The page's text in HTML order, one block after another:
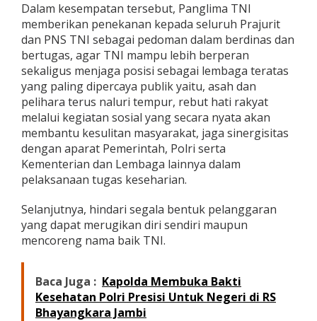
Dalam kesempatan tersebut, Panglima TNI
memberikan penekanan kepada seluruh Prajurit
dan PNS TNI sebagai pedoman dalam berdinas dan
bertugas, agar TNI mampu lebih berperan
sekaligus menjaga posisi sebagai lembaga teratas
yang paling dipercaya publik yaitu, asah dan
pelihara terus naluri tempur, rebut hati rakyat
melalui kegiatan sosial yang secara nyata akan
membantu kesulitan masyarakat, jaga sinergisitas
dengan aparat Pemerintah, Polri serta
Kementerian dan Lembaga lainnya dalam
pelaksanaan tugas keseharian.
Selanjutnya, hindari segala bentuk pelanggaran
yang dapat merugikan diri sendiri maupun
mencoreng nama baik TNI.
Baca Juga : Kapolda Membuka Bakti
Kesehatan Polri Presisi Untuk Negeri di RS
Bhayangkara Jambi